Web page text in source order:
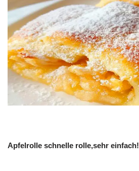
Apfelrolle schnelle rolle,sehr einfach!